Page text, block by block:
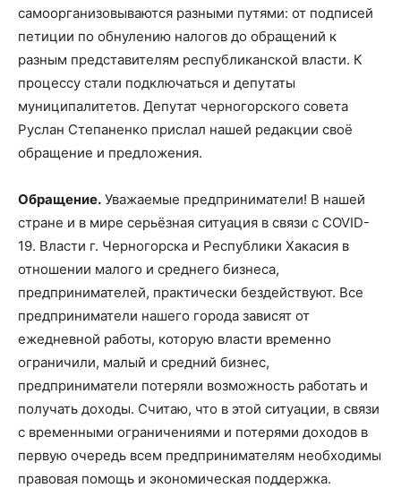
самоорганизовываются разными путями: от подписей
петиции по обнулению налогов до обращений к
разным представителям республиканской власти. К
процессу стали подключаться и депутаты
муниципалитетов. Депутат черногорского совета
Руслан Степаненко прислал нашей редакции своё
обращение и предложения.
Обращение. Уважаемые предприниматели! В нашей
стране и в мире серьёзная ситуация в связи с COVID-
19. Власти г. Черногорска и Республики Хакасия в
отношении малого и среднего бизнеса,
предпринимателей, практически бездействуют. Все
предприниматели нашего города зависят от
ежедневной работы, которую власти временно
ограничили, малый и средний бизнес,
предприниматели потеряли возможность работать и
получать доходы. Считаю, что в этой ситуации, в связи
с временными ограничениями и потерями доходов в
первую очередь всем предпринимателям необходимы
правовая помощь и экономическая поддержка.